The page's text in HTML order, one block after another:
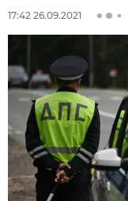
17:42 26.09.2021